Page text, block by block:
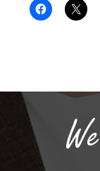
Facebook
で
リ
ク
リ
有
(新
い
ウ
ィ
ン